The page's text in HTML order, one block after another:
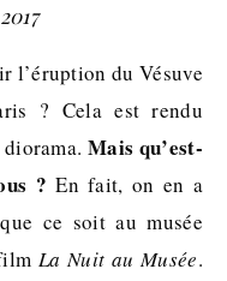
? Cela est rendu
diorama.Mais qu’est-
? En fait, on en a
ce soit au musée
La Nuit au Musée.